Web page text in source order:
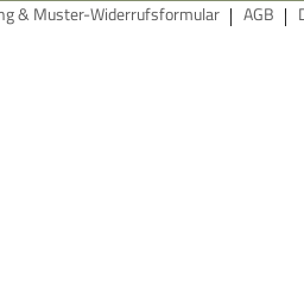
& Muster-Widerrufsformular AGB